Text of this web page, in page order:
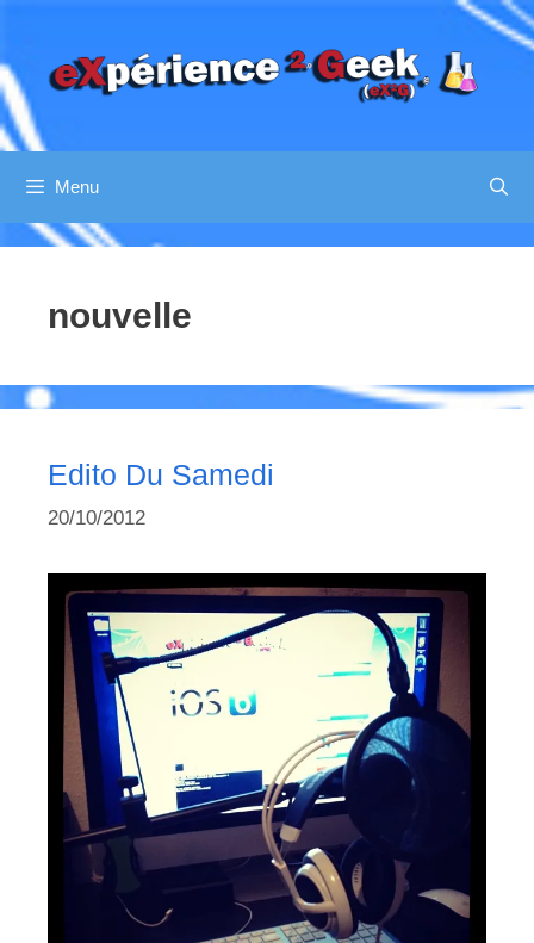
contenu
Menu
nouvelle
Edito Du Samedi
20/10/2012